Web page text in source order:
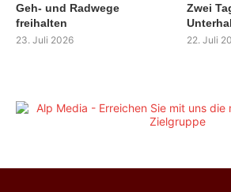
Geh- und Radwege
freihalten
23. Juli 2026
Zwei
22. Juli